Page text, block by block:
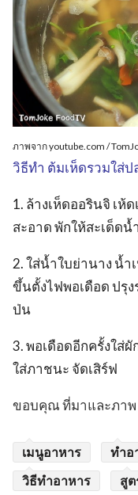
ภาพจาก youtube.com /
วิธีทำ ต้มเห็ดรวมใส่ป
1. ล้างเห็ดออรินจิ เห้
สะอาด พักให้สะเด็ดน้ำ
2. ใส่น้ำใบย่านาง น้ำ
ขึ้นตั้งไฟพอเดือด ปรุ
ป่น
3. พอเดือดอีกครั้งใส่
ใส่ภาชนะ จัดเสิร์ฟ
ขอบคุณ ที่มาและภาพ
เมนูอาหาร ทำอ
วิธีทำอาหาร
สู